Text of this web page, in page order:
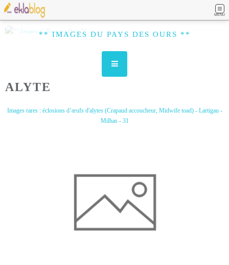
MENU
** IMAGES DU PAYS DES OURS **
ALYTE
Images rares : éclosions d’œufs d'alytes (Crapaud accoucheur, Midwife toad) - Lartigau -
Milhas - 31